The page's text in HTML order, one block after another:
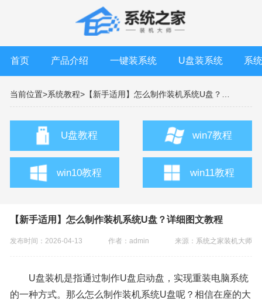
首页 产品介绍 一键装系统 U盘装系统 系
当前位置>系统教程>
U盘教程 win7教程
win10教程 win11教程
【新手适用】怎么制作装机系统U盘？详细图文教程
发布时间：2026-04-13 作者：admin 来源： 系统之家装机大师
U盘装机是指通过制作U盘启动盘，实现重装电脑系统
的一种方式。那么怎么制作装机系统U盘呢？相信在座的大